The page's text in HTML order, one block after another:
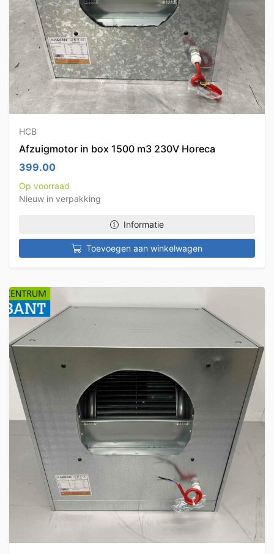
HCB
Afzuigmotor in box 1500 m3 230V Horeca
399.00
Op voorraad
Nieuw in verpakking
Informatie
Toevoegen aan winkelwagen